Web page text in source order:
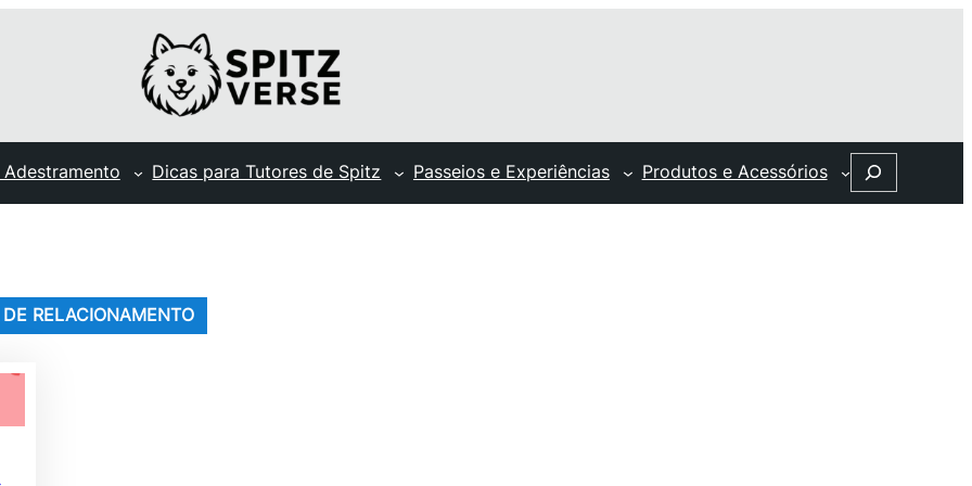
Dicas para Tutores de Spitz Passeios e Experiências Produtos e Acessórios Search
RELACIONAMENTO